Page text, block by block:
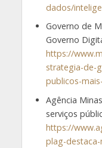
dados/
Governo de
Governo
https://
strategia-de-
publicos-
Agência
serviços
https://
plag-